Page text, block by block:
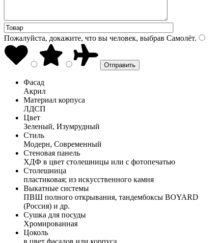
Пожалуйста, докажите, что вы человек, выбрав Самолёт.
Фасад
Акрил
Материал корпуса
ЛДСП
Цвет
Зеленый, Изумрудный
Стиль
Модерн, Современный
Стеновая панель
ХДФ в цвет столешницы или с фотопечатью
Столешница
пластиковая; из искусственного камня
Выкатные системы
ПВШ полного открывания, тандембоксы BOYARD
(Россия) и др.
Сушка для посуды
Хромированная
Цоколь
в цвет фасадов или корпуса